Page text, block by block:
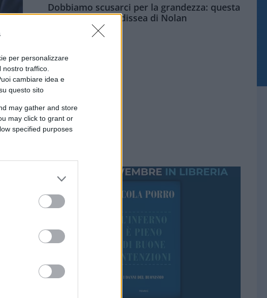
per personalizzare
traffico.
cambiare idea e
questo sito
may gather and store
may click to grant or
specified purposes
Dobbiamo scusarci per la grandezza: questa
è l'Odissea di Nolan